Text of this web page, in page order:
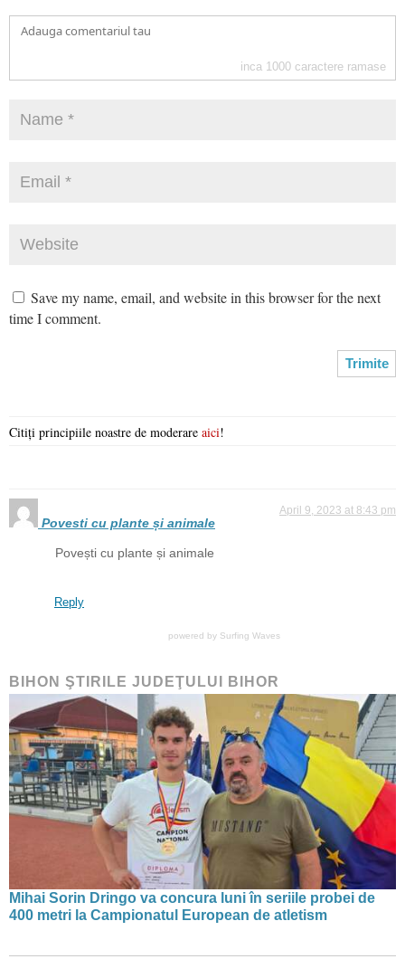
inca 1000 caractere ramase
Save my name, email, and website in this browser for the next
time I comment.
Citiți principiile noastre de moderare aici!
Povesti cu plante și animale
April 9, 2023 at 8:43 pm
Povești cu plante și animale
Reply
powered by Surfing Waves
BIHON ŞTIRILE JUDEŢULUI BIHOR
Mihai Sorin Dringo va concura luni în seriile probei de
400 metri la Campionatul European de atletism